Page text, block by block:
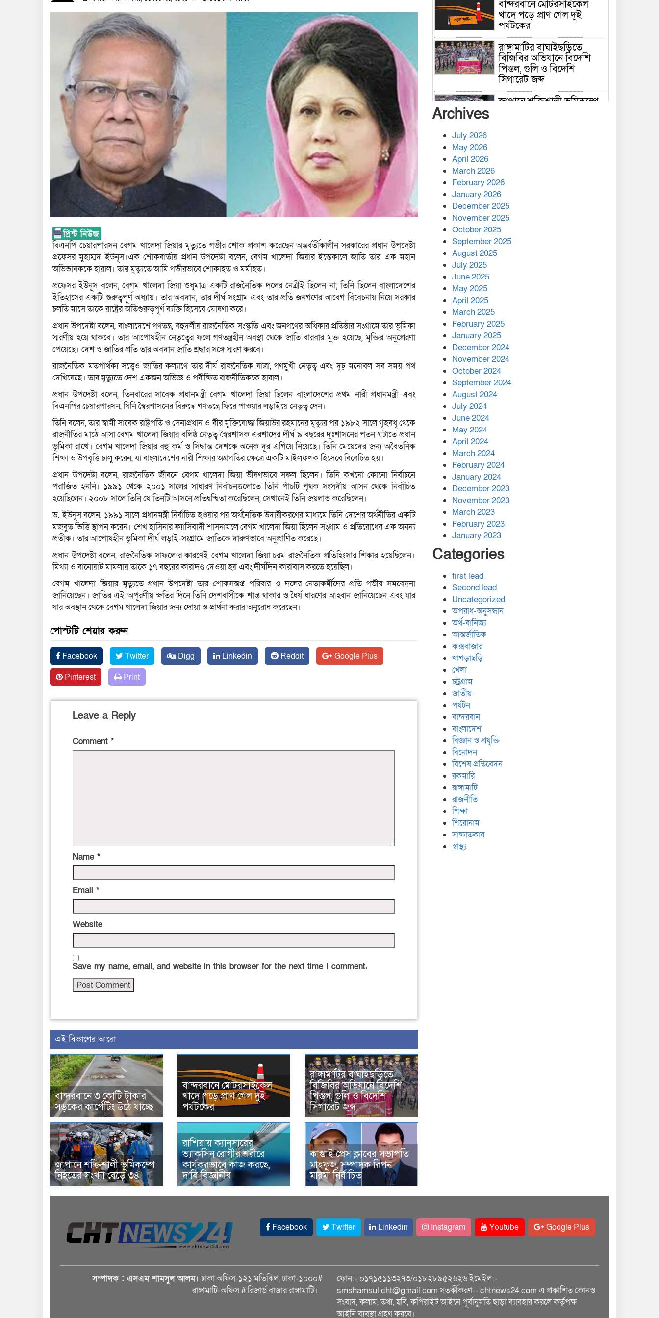
বিএনপি চেয়ারপারসন বেগম খালেদা জিয়ার মৃত্যুতে গভীর শোক প্রকাশ করেছেন অন্তর্বর্তীকালীন সরকারের প্রধান উপদেষ্টা
প্রফেসর মুহাম্মদ ইউনূস।এক শোকবার্তায় প্রধান উপদেষ্টা বলেন, বেগম খালেদা জিয়ার ইন্তেকালে জাতি তার এক মহান
অভিভাবককে হারাল। তার মৃত্যুতে আমি গভীরভাবে শোকাহত ও মর্মাহত।
প্রফেসর ইউনূস বলেন, বেগম খালেদা জিয়া শুধুমাত্র একটি রাজনৈতিক দলের নেত্রীই ছিলেন না, তিনি ছিলেন বাংলাদেশের
ইতিহাসের একটি গুরুত্বপূর্ণ অধ্যায়। তার অবদান, তার দীর্ঘ সংগ্রাম এবং তার প্রতি জনগণের আবেগ বিবেচনায় নিয়ে সরকার
চলতি মাসে তাকে রাষ্ট্রের অতিগুরুত্বপূর্ণ ব্যক্তি হিসেবে ঘোষণা করে।
প্রধান উপদেষ্টা বলেন, বাংলাদেশে গণতন্ত্র, বহুদলীয় রাজনৈতিক সংস্কৃতি এবং জনগণের অধিকার প্রতিষ্ঠার সংগ্রামে তার ভূমিকা
স্মরণীয় হয়ে থাকবে। তার আপোষহীন নেতৃত্বের ফলে গণতন্ত্রহীন অবস্থা থেকে জাতি বারবার মুক্ত হয়েছে, মুক্তির অনুপ্রেরণা
পেয়েছে। দেশ ও জাতির প্রতি তার অবদান জাতি শ্রদ্ধার সঙ্গে স্মরণ করবে।
রাজনৈতিক মতপার্থক্য সত্ত্বেও জাতির কল্যাণে তার দীর্ঘ রাজনৈতিক যাত্রা, গণমুখী নেতৃত্ব এবং দৃঢ় মনোবল সব সময় পথ
দেখিয়েছে। তার মৃত্যুতে দেশ একজন অভিজ্ঞ ও পরীক্ষিত রাজনীতিককে হারাল।
প্রধান উপদেষ্টা বলেন, তিনবারের সাবেক প্রধানমন্ত্রী বেগম খালেদা জিয়া ছিলেন বাংলাদেশের প্রথম নারী প্রধানমন্ত্রী এবং
বিএনপির চেয়ারপারসন, যিনি স্বৈরশাসনের বিরুদ্ধে গণতন্ত্রে ফিরে পাওয়ার লড়াইয়ে নেতৃত্ব দেন।
তিনি বলেন, তার স্বামী সাবেক রাষ্ট্রপতি ও সেনাপ্রধান ও বীর মুক্তিযোদ্ধা জিয়াউর রহমানের মৃত্যুর পর ১৯৮২ সালে গৃহবধূ থেকে
রাজনীতির মাঠে আসা বেগম খালেদা জিয়ার বলিষ্ঠ নেতৃত্ব স্বৈরশাসক এরশাদের দীর্ঘ ৯ বছরের দুঃশাসনের পতন ঘটাতে প্রধান
ভূমিকা রাখে। বেগম খালেদা জিয়ার বহু কর্ম ও সিদ্ধান্ত দেশকে অনেক দূর এগিয়ে নিয়েছে। তিনি মেয়েদের জন্য অবৈতনিক
শিক্ষা ও উপবৃত্তি চালু করেন, যা বাংলাদেশের নারী শিক্ষার অগ্রগতির ক্ষেত্রে একটি মাইলফলক হিসেবে বিবেচিত হয়।
প্রধান উপদেষ্টা বলেন, রাজনৈতিক জীবনে বেগম খালেদা জিয়া ভীষণভাবে সফল ছিলেন। তিনি কখনো কোনো নির্বাচনে
পরাজিত হননি। ১৯৯১ থেকে ২০০১ সালের সাধারণ নির্বাচনগুলোতে তিনি পাঁচটি পৃথক সংসদীয় আসন থেকে নির্বাচিত
হয়েছিলেন। ২০০৮ সালে তিনি যে তিনটি আসনে প্রতিদ্বন্দ্বিতা করেছিলেন, সেখানেই তিনি জয়লাভ করেছিলেন।
ড. ইউনূস বলেন, ১৯৯১ সালে প্রধানমন্ত্রী নির্বাচিত হওয়ার পর অর্থনৈতিক উদারীকরণের মাধ্যমে তিনি দেশের অর্থনীতির একটি
মজবুত ভিত্তি স্থাপন করেন। শেখ হাসিনার ফ্যাসিবাদী শাসনামলে বেগম খালেদা জিয়া ছিলেন সংগ্রাম ও প্রতিরোধের এক অনন্য
প্রতীক। তার আপোষহীন ভূমিকা দীর্ঘ লড়াই-সংগ্রামে জাতিকে দারুণভাবে অনুপ্রাণিত করেছে।
প্রধান উপদেষ্টা বলেন, রাজনৈতিক সাফল্যের কারণেই বেগম খালেদা জিয়া চরম রাজনৈতিক প্রতিহিংসার শিকার হয়েছিলেন।
মিথ্যা ও বানোয়াট মামলায় তাকে ১৭ বছরের কারাদণ্ড দেওয়া হয় এবং দীর্ঘদিন কারাবাস করতে হয়েছিল।
বেগম খালেদা জিয়ার মৃত্যুতে প্রধান উপদেষ্টা তার শোকসন্তপ্ত পরিবার ও দলের নেতাকর্মীদের প্রতি গভীর সমবেদনা
জানিয়েছেন। জাতির এই অপূরণীয় ক্ষতির দিনে তিনি দেশবাসীকে শান্ত থাকার ও ধৈর্য ধারণের আহ্বান জানিয়েছেন এবং যার
যার অবস্থান থেকে বেগম খালেদা জিয়ার জন্য দোয়া ও প্রার্থনা করার অনুরোধ করেছেন।
পোস্টটি শেয়ার করুন
Facebook Twitter Digg Linkedin Reddit
Google Plus
Pinterest
Print
Leave a Reply
Comment *
Name *
Email *
Website
Save my name, email, and website in this browser for the next time I comment.
এই বিভাগের আরো
বান্দরবানে ৩ কোটি টাকার
সড়কের কার্পেটিং উঠে যাচ্ছে
বান্দরবানে মোটরসাইকেল
খাদে পড়ে প্রাণ গেল দুই
পর্যটকের
রাঙ্গামাটির বাঘাইছড়িতে
বিজিবির অভিযানে বিদেশি
পিস্তল, গুলি ও বিদেশি
সিগারেট জব্দ
জাপানে শক্তিশালী ভূমিকম্পে
নিহতের সংখ্যা বেড়ে ৩৪
রাশিয়ায় ক্যানসারের
ভ্যাকসিন রোগীর শরীরে
কার্যকরভাবে কাজ করছে,
দাবি বিজ্ঞানীর
কাপ্তাই প্রেস ক্লাবের সভাপতি
মাহফুজ, সম্পাদক রিপন
মারমা নির্বাচিত
বান্দরবানে মোটরসাইকেল
খাদে পড়ে প্রাণ গেল দুই
পর্যটকের
রাঙ্গামাটির বাঘাইছড়িতে
বিজিবির অভিযানে বিদেশি
পিস্তল, গুলি ও বিদেশি
সিগারেট জব্দ
জাপানে শক্তিশালী ভূমিকম্পে
কাপ্তাই প্রেস ক্লাবের সভাপতি
মাহফুজ, সম্পাদক রিপন মারমা
নির্বাচিত
মালয়েশিয়ার প্রধানমন্ত্রীকে চিঠি
দেয়ার পর ফোন তারেক
রহমানের,গ্যাস সঙ্কট
মোকাবিলায় সহায়তার আশ্বাস
এক বিলিয়ন ডলার বিনিয়োগ
হবে আনোয়ারায়
বান্দরবানে বন্যায় ক্ষতিগ্রস্তদের
মাঝে সহায়তা দিলেন সাচিং প্রু
জেরী
Archives
July 2026
May 2026
April 2026
March 2026
February 2026
January 2026
December 2025
November 2025
October 2025
September 2025
August 2025
July 2025
June 2025
May 2025
April 2025
March 2025
February 2025
January 2025
December 2024
November 2024
October 2024
September 2024
August 2024
July 2024
June 2024
May 2024
April 2024
March 2024
February 2024
January 2024
December 2023
November 2023
March 2023
February 2023
January 2023
Categories
first lead
Second lead
Uncategorized
অপরাধ-অনুসন্ধান
অর্থ-বানিজ্য
আন্তর্জাতিক
কক্সবাজার
খাগড়াছড়ি
খেলা
চট্রগ্রাম
জাতীয়
পর্যটন
বান্দরবান
বাংলাদেশ
বিজ্ঞান ও প্রযুক্তি
বিনোদন
বিশেষ প্রতিবেদন
রকমারি
রাঙ্গামাটি
রাজনীতি
শিক্ষা
শিরোনাম
সাক্ষাতকার
স্বাস্থ্য
Facebook Twitter Linkedin Instagram Youtube Google Plus
সম্পাদক : এসএম শামসুল আলম। ঢাকা অফিস-১২১ মতিঝিল, ঢাকা-১০০০#
রাঙ্গামাটি-অফিস # রিজার্ভ বাজার রাঙ্গামাটি।
ফোন:- ০১৭১৫১১৩২৭৩/০১৮২৮৯৫২৬২৬ ইমেইল:-
smshamsul.cht@gmail.com সতর্কীকরণ-- chtnews24.com এ প্রকাশিত কোনও
সংবাদ, কলাম, তথ্য, ছবি, কপিরাইট আইনে পূর্বানুমতি ছাড়া ব্যাবহার করলে কর্তৃপক্ষ
আইনি ব্যবস্থা গ্রহণ করবে।